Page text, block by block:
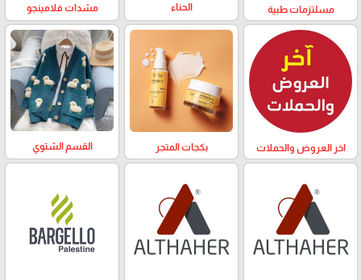
مسلتزمات طبية الحناء مشدات فلامينجو
اخر العروض والحملات بكجات المتجر القسم الشتوي